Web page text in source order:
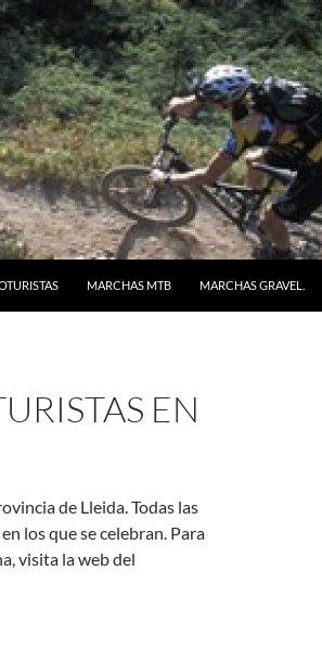
MARCHAS MTB MARCHAS GRAVEL.
EN
de Lleida. Todas las
los que se celebran. Para
visita la web del